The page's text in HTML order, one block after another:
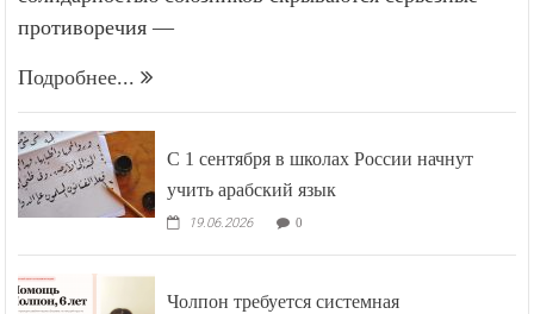
противоречия —
Подробнее...
С 1 сентября в школах России начнут
учить арабский язык
19.06.2026 0
Чолпон требуется системная